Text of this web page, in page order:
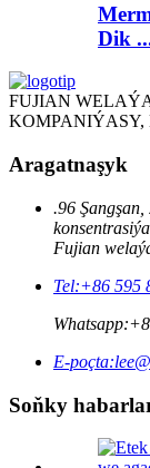
Dik
FUJIAN
KOMPANIÝASY,
Aragatnaşyk
.96
Fujian
Tel:+86 595
Whatsapp:
E-poçta:
Soňky